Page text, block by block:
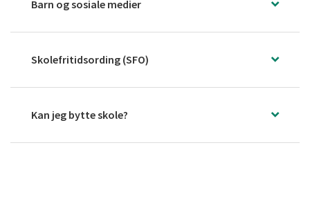
Barn og sosiale medier
Skolefritidsording (SFO)
Kan jeg bytte skole?